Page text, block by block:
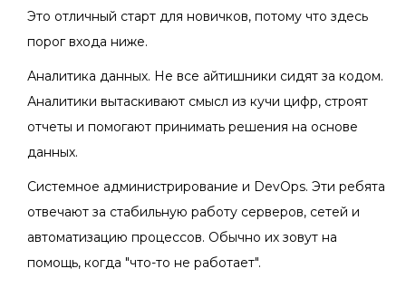
Это отличный старт для новичков, потому что здесь
порог входа ниже.
Аналитика данных. Не все айтишники сидят за кодом.
Аналитики вытаскивают смысл из кучи цифр, строят
отчеты и помогают принимать решения на основе
данных.
Системное администрирование и DevOps. Эти ребята
отвечают за стабильную работу серверов, сетей и
автоматизацию процессов. Обычно их зовут на
помощь, когда "что-то не работает".